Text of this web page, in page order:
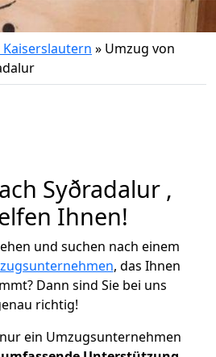
» Umzug von
Syðradalur ,
Ihnen!
und suchen nach einem
, das Ihnen
Dann sind Sie bei uns
richtig!
ein Umzugsunternehmen